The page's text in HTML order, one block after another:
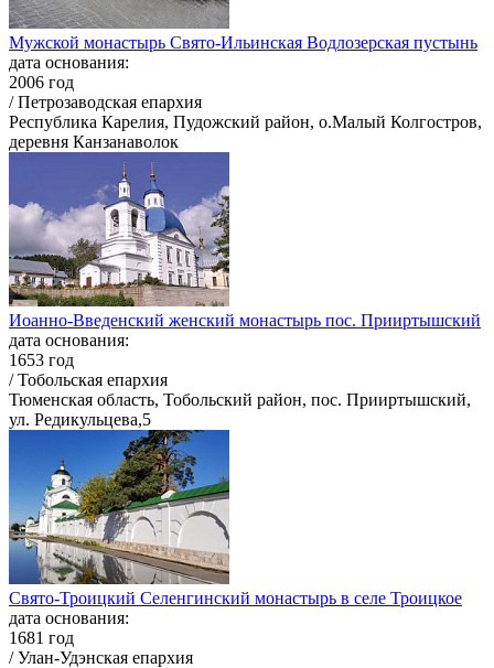
Мужской монастырь Свято-Ильинская Водлозерская пустынь
дата основания:
2006 год
/ Петрозаводская епархия
Республика Карелия, Пудожский район, о.Малый Колгостров,
деревня Канзанаволок
Иоанно-Введенский женский монастырь пос. Прииртышский
дата основания:
1653 год
/ Тобольская епархия
Тюменская область, Тобольский район, пос. Прииртышский,
ул. Редикульцева,5
Свято-Троицкий Селенгинский монастырь в селе Троицкое
дата основания:
1681 год
/ Улан-Удэнская епархия